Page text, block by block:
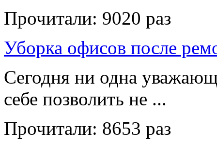
Прочитали: 9020 раз
Уборка офисов после
Сегодня ни одна
себе позволить не ...
Прочитали: 8653 раз